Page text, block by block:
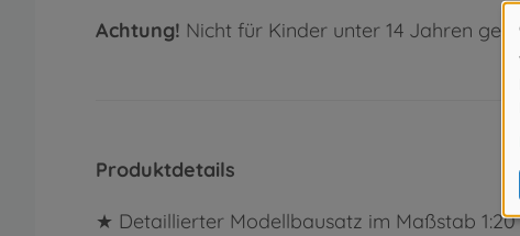
Achtung! Nicht für Kinder unter 14 Jahren
Produktdetails
★ Detaillierter Modellbausatz im Maßstab 1:20